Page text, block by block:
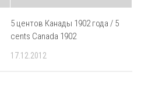
5 центов Канады 1902 года / 5
cents Canada 1902
17.12.2012